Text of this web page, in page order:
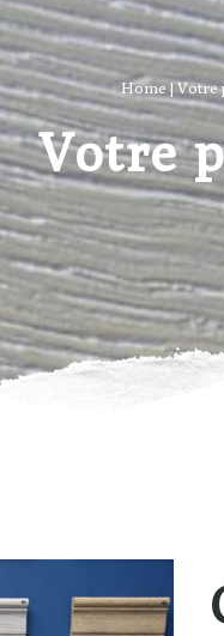
Home| Votre
Votre